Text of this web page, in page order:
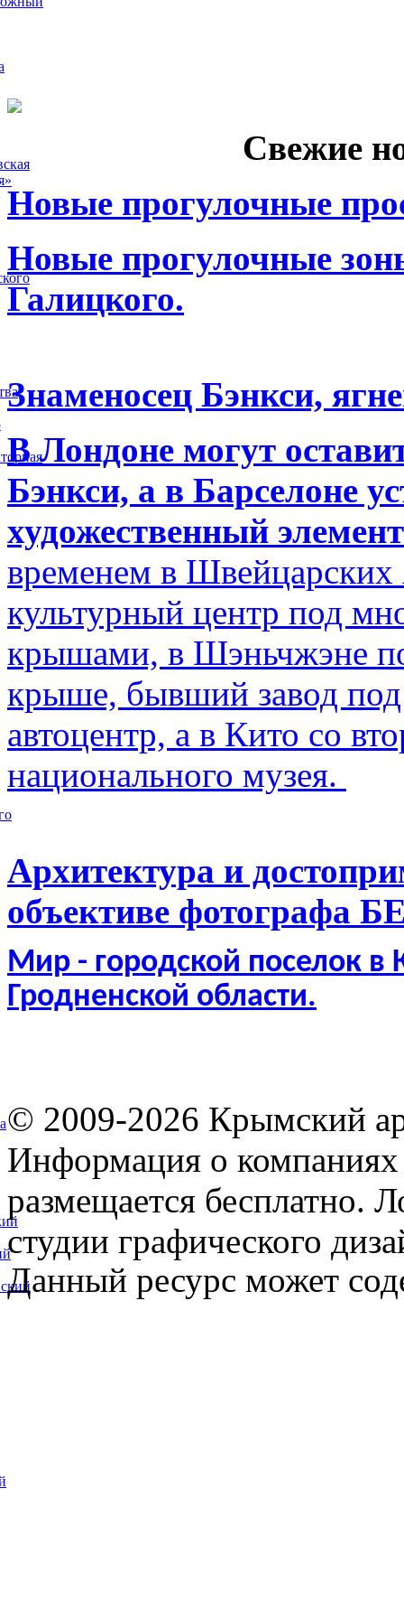
Свежие
Новые прогулочные
Новые прогулочные
Галицкого.
Знаменосец Бэнкси,
В Лондоне могут
Бэнкси, а в Барселоне
художественный
временем в Швейцарских
культурный центр под
крышами, в Шэньчжэне
крыше, бывший завод
автоцентр, а в Кито со
национального музея.
Архитектура и
объективе фотографа
Мир - городской поселок в
Гродненской области.
© 2009-2026 Крымский
Информация о компаниях
размещается бесплатно.
студии графического
Данный ресурс может